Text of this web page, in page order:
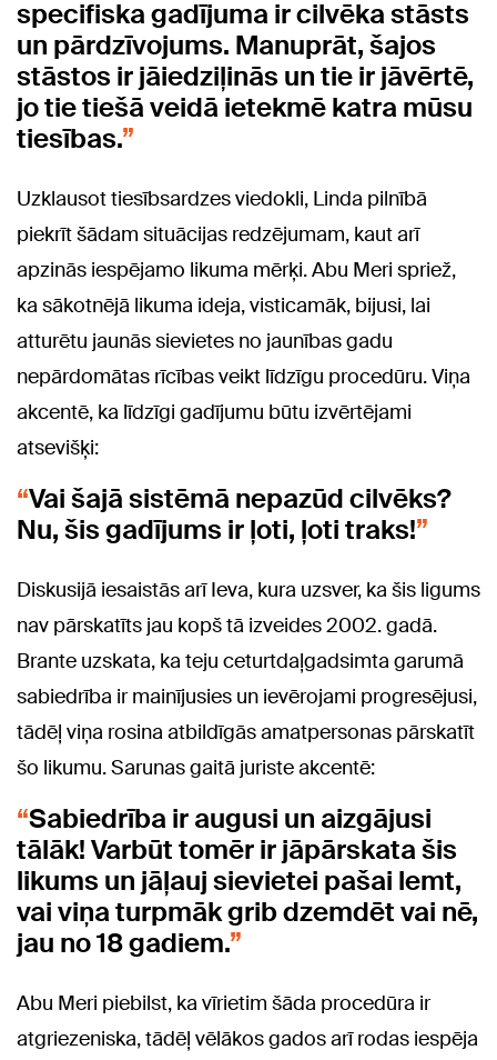
specifiska gadījuma ir cilvēka stāsts
un pārdzīvojums. Manuprāt, šajos
stāstos ir jāiedziļinās un tie ir jāvērtē,
jo tie tiešā veidā ietekmē katra mūsu
tiesības.
Uzklausot tiesībsardzes viedokli, Linda pilnībā
piekrīt šādam situācijas redzējumam, kaut arī
apzinās iespējamo likuma mērķi. Abu Meri spriež,
ka sākotnējā likuma ideja, visticamāk, bijusi, lai
atturētu jaunās sievietes no jaunības gadu
nepārdomātas rīcības veikt līdzīgu procedūru. Viņa
akcentē, ka līdzīgi gadījumu būtu izvērtējami
atsevišķi:
Vai šajā sistēmā nepazūd cilvēks?
Nu, šis gadījums ir ļoti, ļoti traks!
Diskusijā iesaistās arī Ieva, kura uzsver, ka šis ligums
nav pārskatīts jau kopš tā izveides 2002. gadā.
Brante uzskata, ka teju ceturtdaļgadsimta garumā
sabiedrība ir mainījusies un ievērojami progresējusi,
tādēļ viņa rosina atbildīgās amatpersonas pārskatīt
šo likumu. Sarunas gaitā juriste akcentē:
Sabiedrība ir augusi un aizgājusi
tālāk! Varbūt tomēr ir jāpārskata šis
likums un jāļauj sievietei pašai lemt,
vai viņa turpmāk grib dzemdēt vai nē,
jau no 18 gadiem.
Abu Meri piebilst, ka vīrietim šāda procedūra ir
atgriezeniska, tādēļ vēlākos gados arī rodas iespēja